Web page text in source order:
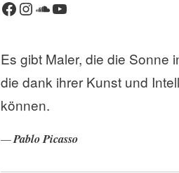
Facebook
Instagram
SoundCloud
YouTube
Es gibt Maler, die die Sonne
die dank ihrer Kunst und
können.
Pablo Picasso